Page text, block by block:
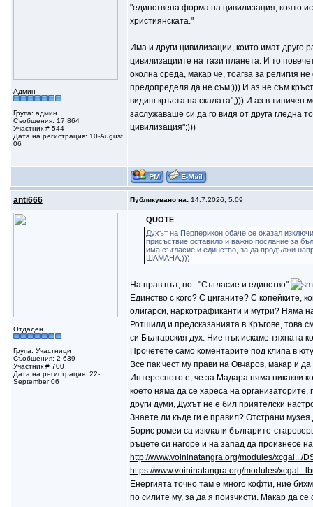
Админ
Група: админ
Съобщения: 17 864
Участник # 544
Дата на регистрация: 10-August
06
"единствена форма на цивилизация, която
християнската."
Има и други цивилизации, които имат друго
цивилизациите на тази планета. И то
околна среда, макар че, тоагва за религия
предопределя да не съм;))) И аз не съм
видиш кръста на скалата";))) И аз в типичен
заслужаваше си да го видя от друга гледна
цивилизация";)))
anti666 Публикувано на:14.7.2026, 5:09
Отдаден
Група: Участници
Съобщения: 2 639
Участник # 700
Дата на регистрация: 22-
September 06
QUOTE
Духът на Перперикон обаче се оказал
присъствие оставило и важно послание за
има съгласие и единство, за да
ШАМАНА;)))
На прав път, но..."Съгласие и единство"
Единство с кого? С циганите? С копейките,
олигарси, наркотрафиканти и мутри? Няма
Ротшилд и предсказанията в Кръгове, това
си Българския дух. Ние пък искаме тяхната
Прочетете само коментарите под клипа в
Все пак чест му прави на Овчаров, макар и
Интересното е, че за Мадара няма никакви
което няма да се хареса на
други думи, Духът не е бил приятелски
Знаете ли къде ги е правил? Отстрани
Борис ромеи са изклали българите-
ръцете си нагоре и на запад да произнесе
http://www.voininatangra.org/modules/xcgal.../
https://www.voininatangra.org/modules/
Енергията точно там е много кофти, ние
по силите му, за да я поизчисти. Макар